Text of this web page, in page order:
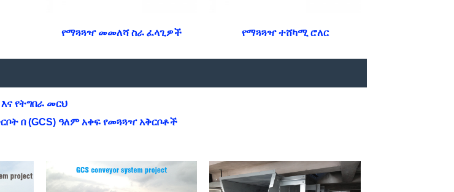
የማጓጓዣ መመለሻ ስራ ፈላጊዎች የማጓጓዣ ተሸካሚ ሮለር
የትግበራ መርህ
በ (GCS) ዓለም አቀፍ የመጓጓዣ አቅርቦቶች